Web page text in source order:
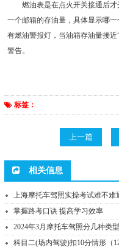
燃油表是在点火开关接通后才
一个邮箱的存油量，具体显示哪
有燃油警报灯，当油箱存油量接
警告。
标签：
上一篇
相关信息
上海摩托车驾照实操考试难不难
掌握路考口诀 提高学习效率
2024年3月摩托车驾照分几种类型
科目二(场内驾驶)扣10分情形（12